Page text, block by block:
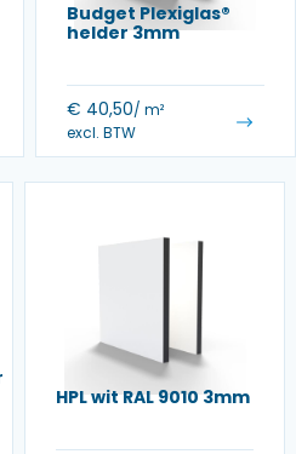
Budget Plexiglas®
helder 3mm
€ 40,50/ m²
excl. BTW
HPL wit RAL 9010 3mm